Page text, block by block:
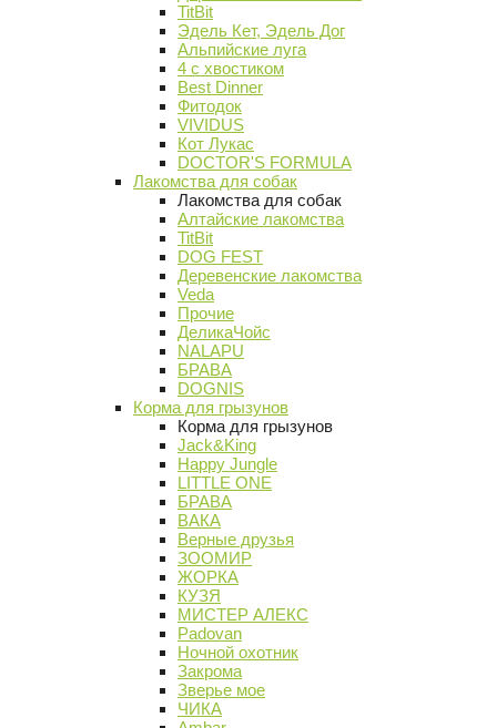
TitBit
Эдель Кет, Эдель Дог
Альпийские луга
4 с хвостиком
Best Dinner
Фитодок
VIVIDUS
Кот Лукас
DOCTOR'S FORMULA
Лакомства для собак
Лакомства для собак
Алтайские лакомства
TitBit
DOG FEST
Деревенские лакомства
Veda
Прочие
ДеликаЧойс
NALAPU
БРАВА
DOGNIS
Корма для грызунов
Корма для грызунов
Jack&King
Happy Jungle
LITTLE ONE
БРАВА
ВАКА
Верные друзья
ЗООМИР
ЖОРКА
КУЗЯ
МИСТЕР АЛЕКС
Padovan
Ночной охотник
Закрома
Зверье мое
ЧИКА